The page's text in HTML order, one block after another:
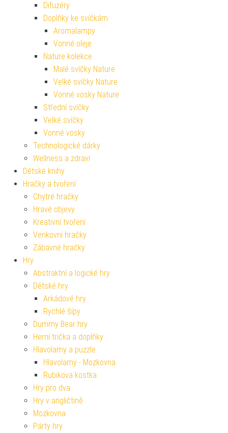
Difuzéry
Doplňky ke svíčkám
Aromalampy
Vonné oleje
Nature kolekce
Malé svíčky Nature
Velké svíčky Nature
Vonné vosky Nature
Střední svíčky
Velké svíčky
Vonné vosky
Technologické dárky
Wellness a zdraví
Dětské knihy
Hračky a tvoření
Chytré hračky
Hravé objevy
Kreativní tvoření
Venkovní hračky
Zábavné hračky
Hry
Abstraktní a logické hry
Dětské hry
Arkádové hry
Rychlé šípy
Dummy Bear hry
Herní trička a doplňky
Hlavolamy a puzzle
Hlavolamy - Mozkovna
Rubikova kostka
Hry pro dva
Hry v angličtině
Mozkovna
Párty hry